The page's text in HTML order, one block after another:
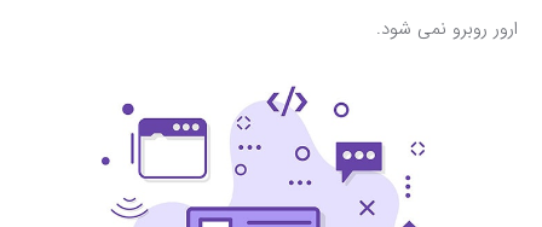
ارور روبرو نمی شود.